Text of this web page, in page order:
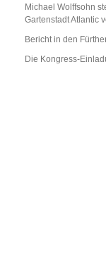
Michael Wolffsohn
Gartenstadt Atlantic
Bericht in den
Die Kongress-